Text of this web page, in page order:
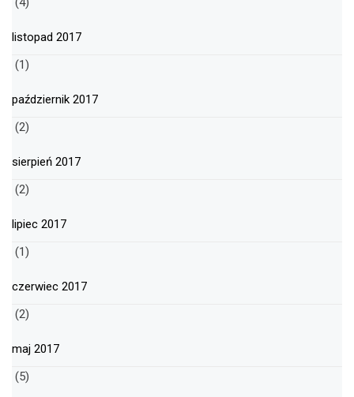
listopad 2017
(1)
październik 2017
(2)
sierpień 2017
(2)
lipiec 2017
(1)
czerwiec 2017
(2)
maj 2017
(5)